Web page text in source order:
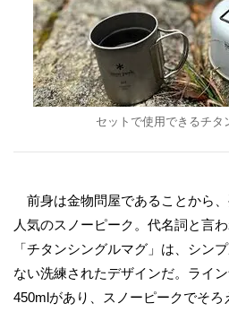
セットで使用できるチタ
前身は金物問屋であることから
人気のスノーピーク。代名詞と言
「チタンシングルマグ」は、シン
ない洗練されたデザインだ。ライ
450mlがあり、スノーピークでそ